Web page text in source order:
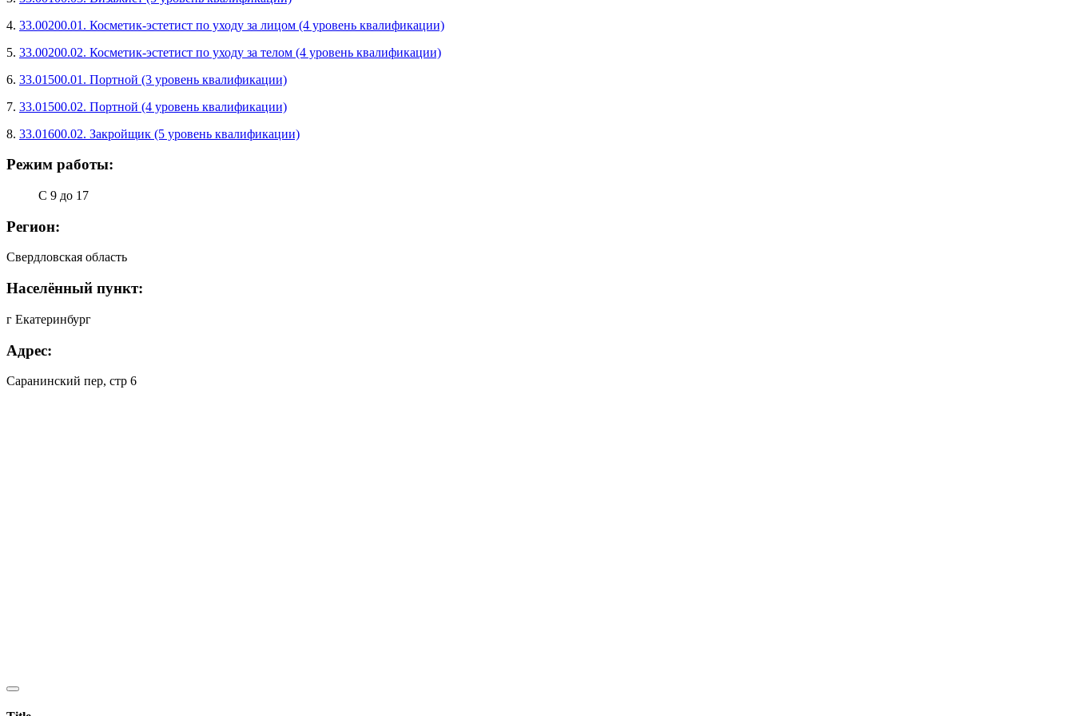
4. 33.00200.01. Косметик-эстетист по уходу за лицом (4 уровень квалификации)
5. 33.00200.02. Косметик-эстетист по уходу за телом (4 уровень квалификации)
6. 33.01500.01. Портной (3 уровень квалификации)
7. 33.01500.02. Портной (4 уровень квалификации)
8. 33.01600.02. Закройщик (5 уровень квалификации)
Режим работы:
С 9 до 17
Регион:
Свердловская область
Населённый пункт:
г Екатеринбург
Адрес:
Саранинский пер, стр 6